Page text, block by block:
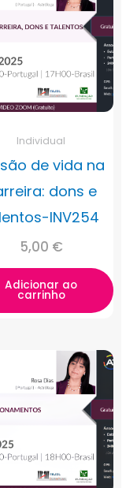
Individual
de vida na
dons e
INV254
5,00 €
Adicionar ao
carrinho